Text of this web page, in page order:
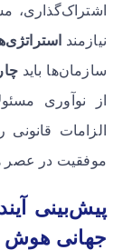
اشتراک‌گذاری،
نیازمند
سازمان‌ها باید
از نوآوری
الزامات
موفقیت در
پیش‌بینی
جهانی